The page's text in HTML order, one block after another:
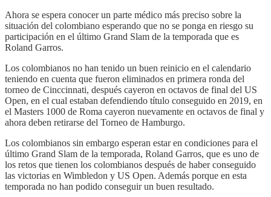
Ahora se espera conocer un parte médico más preciso sobre la
situación del colombiano esperando que no se ponga en riesgo su
participación en el último Grand Slam de la temporada que es
Roland Garros.
Los colombianos no han tenido un buen reinicio en el calendario
teniendo en cuenta que fueron eliminados en primera ronda del
torneo de Cinccinnati, después cayeron en octavos de final del US
Open, en el cual estaban defendiendo título conseguido en 2019, en
el Masters 1000 de Roma cayeron nuevamente en octavos de final y
ahora deben retirarse del Torneo de Hamburgo.
Los colombianos sin embargo esperan estar en condiciones para el
último Grand Slam de la temporada, Roland Garros, que es uno de
los retos que tienen los colombianos después de haber conseguido
las victorias en Wimbledon y US Open. Además porque en esta
temporada no han podido conseguir un buen resultado.